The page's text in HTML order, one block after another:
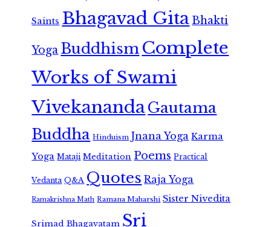
Saints Bhagavad GitaBhakti
Yoga Buddhism Complete
Works of Swami
VivekanandaGautama
Buddha Hinduism Jnana Yoga Karma
Yoga Mataji Meditation Poems Practical
Vedanta Q&A Quotes Raja Yoga
Ramakrishna Math Ramana Maharshi Sister Nivedita
Srimad Bhagavatam Sri